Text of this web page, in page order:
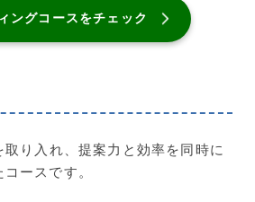
ングコースをチェック
り入れ、提案力と効率を同時に
ースです。